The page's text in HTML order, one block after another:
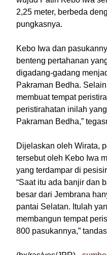
2,25 meter, berbeda
pungkasnya.
Kebo Iwa dan
benteng pertahanan
digadang-gadang
Pakraman Bedha.
membuat tempat
peristirahatan inilah
Pakraman Bedha,”
Dijelaskan oleh Wirata,
tersebut oleh Kebo Iwa
yang terdampar di
“Saat itu ada banjir dan
besar dari Jembrana
pantai Selatan. Itulah
membangun tempat
800 pasukannya,”